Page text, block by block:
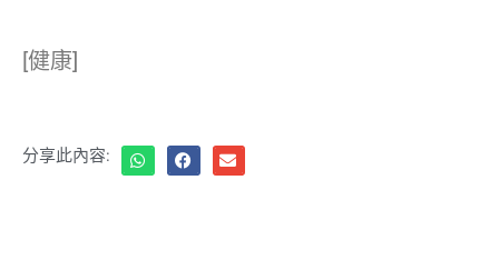
[健康]
分享此內容: